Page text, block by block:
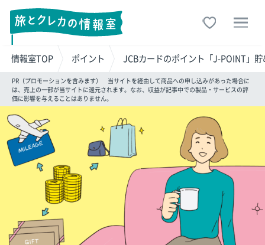
情報室TOP ポイント JCBカードのポイント「J-POINT」
PR（プロモーションを含みます） 当サイトを経由して商品への申し込みがあった場合に
は、売上の一部が当サイトに還元されます。なお、収益が記事中での製品・サービスの評
価に影響を与えることはありません。